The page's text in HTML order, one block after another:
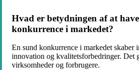
Hvad er betydningen af at
konkurrence i markedet?
En sund konkurrence i markedet skaber
innovation og kvalitetsforbedringer. Det
virksomheder og forbrugere.